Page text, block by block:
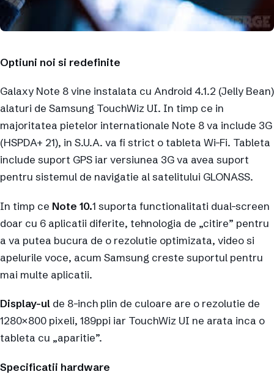
Optiuni noi si redefinite
Galaxy Note 8 vine instalata cu Android 4.1.2 (Jelly Bean)
alaturi de Samsung TouchWiz UI. In timp ce in
majoritatea pietelor internationale Note 8 va include 3G
(HSPDA+ 21), in S.U.A. va fi strict o tableta Wi-Fi. Tableta
include suport GPS iar versiunea 3G va avea suport
pentru sistemul de navigatie al satelitului GLONASS.
In timp ce Note 10.1 suporta functionalitati dual-screen
doar cu 6 aplicatii diferite, tehnologia de „citire” pentru
a va putea bucura de o rezolutie optimizata, video si
apelurile voce, acum Samsung creste suportul pentru
mai multe aplicatii.
Display-ul de 8-inch plin de culoare are o rezolutie de
1280×800 pixeli, 189ppi iar TouchWiz UI ne arata inca o
tableta cu „aparitie”.
Specificatii hardware